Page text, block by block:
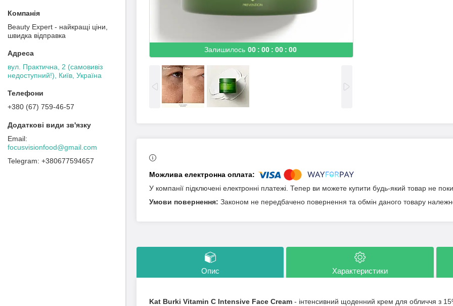
Залишилось 00 00 00 00
У компанії підключені електронні платежі. Тепер ви можете купити будь-який товар не
Законом не передбачено повернення та обмін даного товару
Опис Характеристики
Kat Burki Vitamin C Intensive Face Cream - інтенсивний щоденний крем для обличчя з
Beauty Expert - найкращі ціни,
швидка відправка
вул. Практична, 2 (самовивіз
недоступний!), Київ, Україна
+380 (67) 759-46-57
focusvisionfood@gmail.com
+380677594657